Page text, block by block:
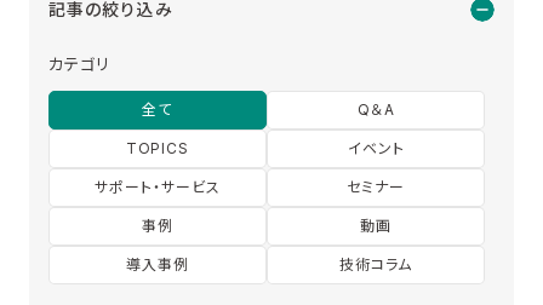
記事の絞り込み
カテゴリ
全て Q＆A
TOPICS イベント
サポート・サービス セミナー
事例 動画
導入事例 技術コラム